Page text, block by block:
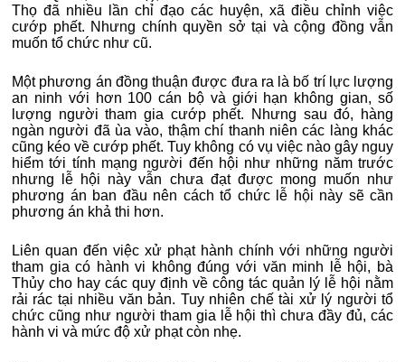
Thọ đã nhiều lần chỉ đạo các huyện, xã điều chỉnh việc
cướp phết. Nhưng chính quyền sở tại và cộng đồng vẫn
muốn tổ chức như cũ.
Một phương án đồng thuận được đưa ra là bố trí lực lượng
an ninh với hơn 100 cán bộ và giới hạn không gian, số
lượng người tham gia cướp phết. Nhưng sau đó, hàng
ngàn người đã ùa vào, thậm chí thanh niên các làng khác
cũng kéo về cướp phết. Tuy không có vụ việc nào gây nguy
hiểm tới tính mạng người đến hội như những năm trước
nhưng lễ hội này vẫn chưa đạt được mong muốn như
phương án ban đầu nên cách tổ chức lễ hội này sẽ cần
phương án khả thi hơn.
Liên quan đến việc xử phạt hành chính với những người
tham gia có hành vi không đúng với văn minh lễ hội, bà
Thủy cho hay các quy định về công tác quản lý lễ hội nằm
rải rác tại nhiều văn bản. Tuy nhiên chế tài xử lý người tổ
chức cũng như người tham gia lễ hội thì chưa đầy đủ, các
hành vi và mức độ xử phạt còn nhẹ.